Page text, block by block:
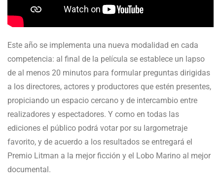
Este año se implementa una nueva modalidad en cada
competencia: al final de la película se establece un lapso
de al menos 20 minutos para formular preguntas dirigidas
a los directores, actores y productores que estén presentes,
propiciando un espacio cercano y de intercambio entre
realizadores y espectadores. Y como en todas las
ediciones el público podrá votar por su largometraje
favorito, y de acuerdo a los resultados se entregará el
Premio Litman a la mejor ficción y el Lobo Marino al mejor
documental.